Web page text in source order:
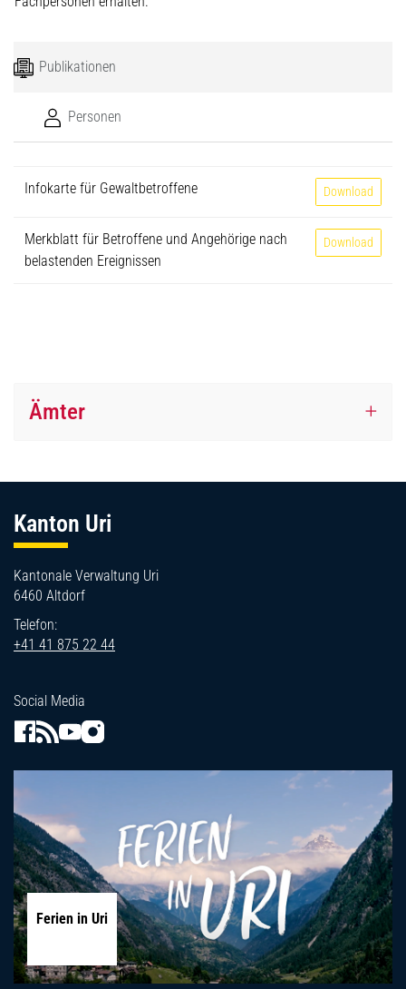
Publikationen
Personen
Name Download
Infokarte für Gewaltbetroffene Infokarte für
Download
Merkblatt für Betroffene und Angehörige nach
belastenden Ereignissen
Merkblatt für
Download
Ämter
Kanton Uri
Kantonale Verwaltung Uri
6460 Altdorf
Telefon:
+41 41 875 22 44
Social Media
Ferien in Uri